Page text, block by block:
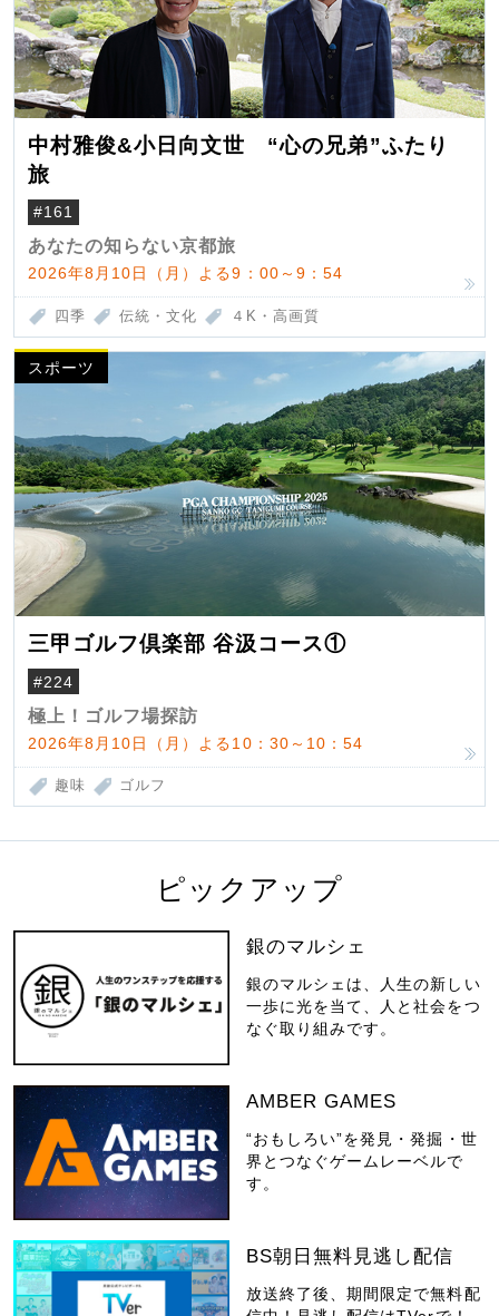
中村雅俊&小日向文世 “心の兄弟”ふたり
旅
#161
あなたの知らない京都旅
2026年8月10日（月）よる9：00～9：54
四季 伝統・文化 ４K・高画質
スポーツ
三甲ゴルフ倶楽部 谷汲コース①
#224
極上！ゴルフ場探訪
2026年8月10日（月）よる10：30～10：54
趣味 ゴルフ
ピックアップ
銀のマルシェ
銀のマルシェは、人生の新しい
一歩に光を当て、人と社会をつ
なぐ取り組みです。
AMBER GAMES
“おもしろい”を発見・発掘・世
界とつなぐゲームレーベルで
す。
BS朝日無料見逃し配信
放送終了後、期間限定で無料配